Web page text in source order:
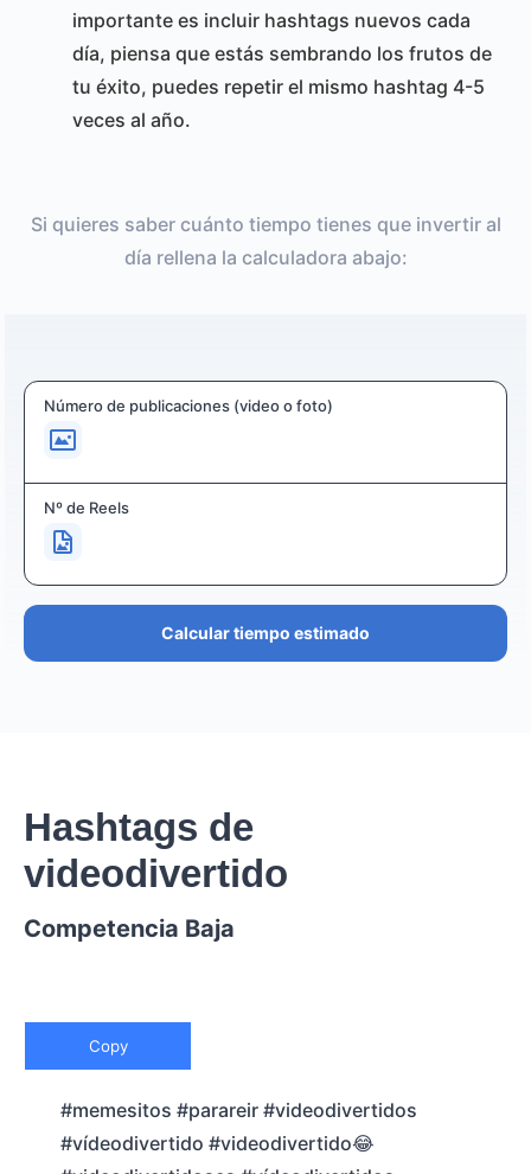
importante es incluir hashtags nuevos cada
día, piensa que estás sembrando los frutos de
tu éxito, puedes repetir el mismo hashtag 4-5
veces al año.
Si quieres saber cuánto tiempo tienes que invertir al
día rellena la calculadora abajo:
Número de publicaciones (video o foto)
Nº de Reels
Calcular tiempo estimado
Hashtags de
videodivertido
Competencia Baja
Copy
#memesitos #parareir #videodivertidos
#vídeodivertido #videodivertido😂